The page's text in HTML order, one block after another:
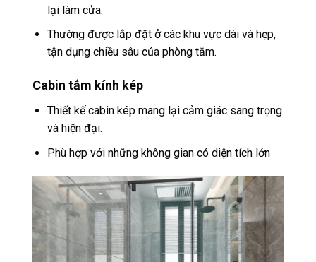
lại làm cửa.
Thường được lắp đặt ở các khu vực dài và hẹp,
tận dụng chiều sâu của phòng tắm.
Cabin tắm kính kép
Thiết kế cabin kép mang lại cảm giác sang trọng
và hiện đại.
Phù hợp với những không gian có diện tích lớn